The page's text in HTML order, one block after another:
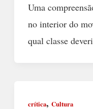
Uma
no interior do
qual classe
crítica, Cultura